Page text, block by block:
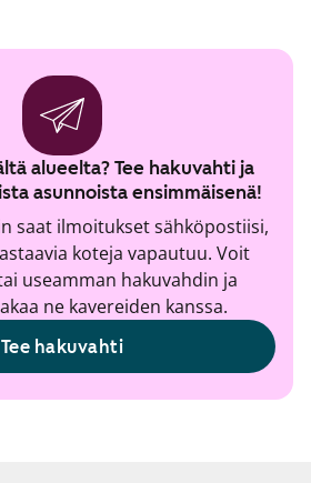
alueelta? Tee hakuvahti ja
asunnoista ensimmäisenä!
saat ilmoitukset sähköpostiisi,
koteja vapautuu. Voit
useamman hakuvahdin ja
ne kavereiden kanssa.
Tee hakuvahti